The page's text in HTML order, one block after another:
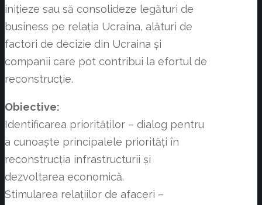
inițieze sau să consolideze legături de
business pe relația Ucraina, alături de
factori de decizie din Ucraina și
companii care pot contribui la efortul de
reconstrucție.
Obiective:
Identificarea priorităților – dialog pentru
a cunoaște principalele priorități în
reconstrucția infrastructurii și
dezvoltarea economică.
Stimularea relațiilor de afaceri –